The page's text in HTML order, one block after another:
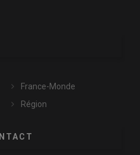
France-Monde
Région